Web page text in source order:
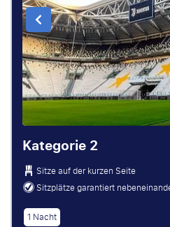
Kategorie 2
Sitze auf der kurzen Seite
Sitzplätze garantiert
1 Nacht